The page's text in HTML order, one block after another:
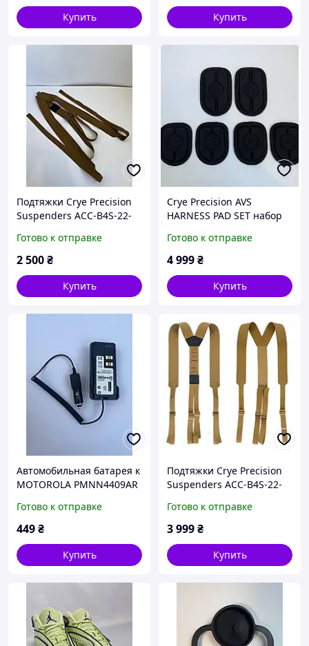
Купить Купить
Подтяжки Crye Precision
Suspenders ACC-B4S-22-
Готово к отправке
2 500₴
Купить
Crye Precision AVS
HARNESS PAD SET набор
Готово к отправке
4 999₴
Купить
Автомобильная батарея к
MOTOROLA PMNN4409АR
Готово к отправке
449₴
Купить
Подтяжки Crye Precision
Suspenders ACC-B4S-22-
Готово к отправке
3 999₴
Купить